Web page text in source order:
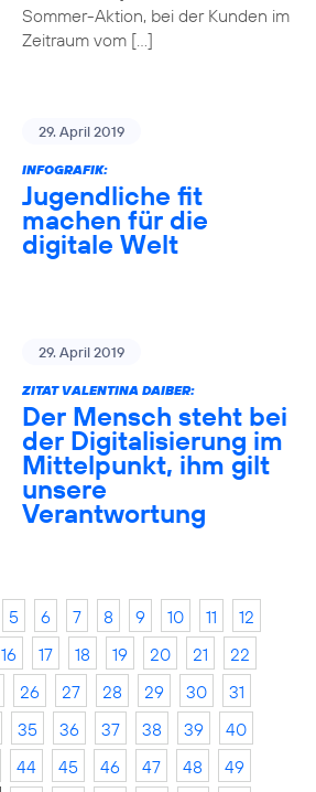
Sommer-Aktion, bei der Kunden im
Zeitraum vom […]
29. April 2019
INFOGRAFIK:
Jugendliche fit
machen für die
digitale Welt
29. April 2019
ZITAT VALENTINA DAIBER:
Der Mensch steht bei
der Digitalisierung im
Mittelpunkt, ihm gilt
unsere
Verantwortung
5 6 7 8 9 10 11
12
16 17 18 19 20 21
22
26 27 28 29 30
31
35 36 37 38 39
40
44 45 46 47 48
49